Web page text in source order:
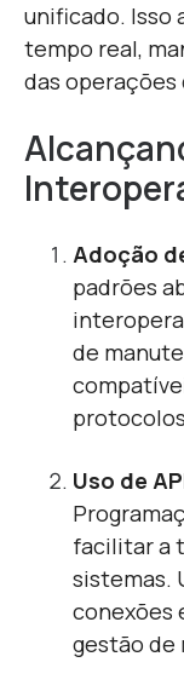
unificado. Isso
tempo real,
das operações
Adoção
padrões
de
Uso de
facilitar a
sistemas.
conexões
gestão de